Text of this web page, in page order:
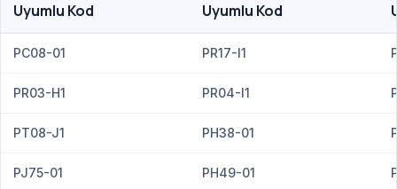
Uyumlu Kod Uyumlu Kod
PC08-01 PR17-I1
PR03-H1 PR04-I1
PT08-J1 PH38-01
PJ75-01 PH49-01